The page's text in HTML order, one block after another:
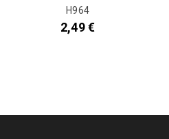
Η964
2,49€